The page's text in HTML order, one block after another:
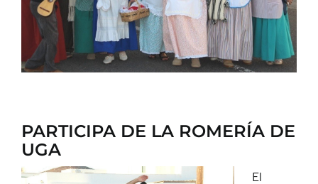
PARTICIPA DE LA ROMERÍA DE
UGA
El